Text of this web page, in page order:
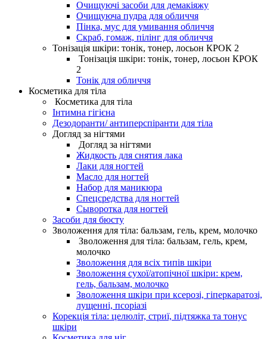
Очищуючі засоби для демакіяжу
Очищуюча пудра для обличчя
Пінка, мус для умивання обличчя
Скраб, гомаж, пілінг для обличчя
Тонізація шкіри: тонік, тонер, лосьон КРОК 2
Тонізація шкіри: тонік, тонер, лосьон КРОК
2
Тонік для обличчя
Косметика для тіла
Косметика для тіла
Інтимна гігієна
Дезодоранти/ антиперспіранти для тіла
Догляд за нігтями
Догляд за нігтями
Жидкость для снятия лака
Лаки для ногтей
Масло для ногтей
Набор для маникюра
Спецсредства для ногтей
Сыворотка для ногтей
Засоби для бюсту
Зволоження для тіла: бальзам, гель, крем, молочко
Зволоження для тіла: бальзам, гель, крем,
молочко
Зволоження для всіх типів шкіри
Зволоження сухої/атопічної шкіри: крем,
гель, бальзам, молочко
Зволоження шкіри при ксерозі, гіперкаратозі,
лущенні, псоріазі
Корекція тіла: целюліт, стриї, підтяжка та тонус
шкіри